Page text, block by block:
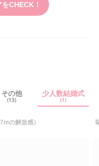
CHECK！
その他
(13)
少人数結婚式
(1)
の解放感）